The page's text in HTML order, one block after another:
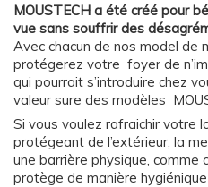
MOUSTECH a été créé pour
vue sans souffrir des
Avec chacun de nos model de
protégerez votre foyer de
qui pourrait s’introduire chez
valeur sure des modèles
Si vous voulez rafraichir votre
protégeant de l’extérieur, la
une barrière physique, comme
protège de manière